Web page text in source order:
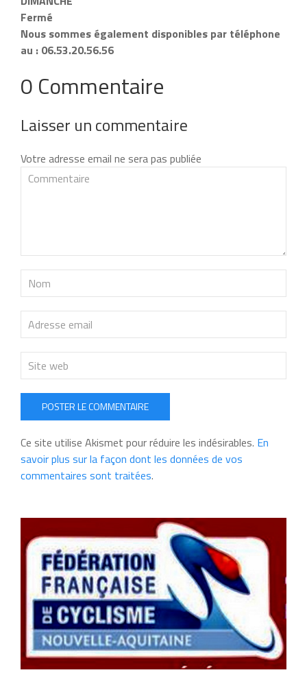
Fermé
Nous sommes également disponibles par téléphone
au : 06.53.20.56.56
0 Commentaire
Laisser un commentaire
Votre adresse email ne sera pas publiée
POSTER LE COMMENTAIRE
Ce site utilise Akismet pour réduire les indésirables. En
savoir plus sur la façon dont les données de vos
commentaires sont traitées.